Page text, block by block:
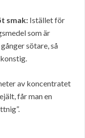
smak: Istället för
som är
sötare, så
av koncentratet
får man en